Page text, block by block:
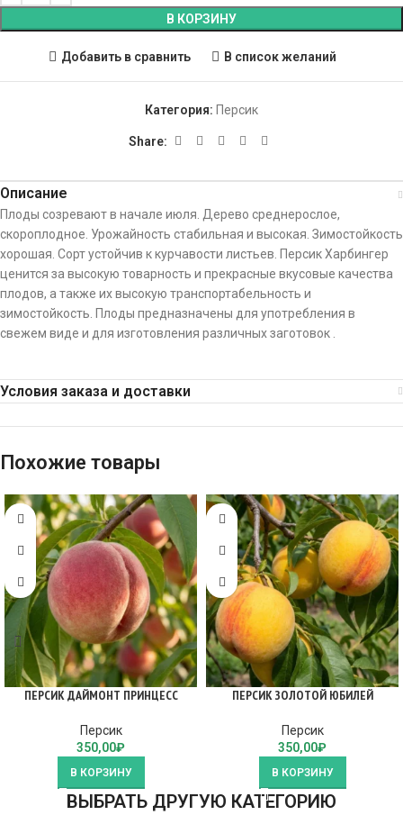
В КОРЗИНУ
Добавить в сравнить В список желаний
Категория: Персик
Share:
Описание
Плоды созревают в начале июля. Дерево среднерослое,
скороплодное. Урожайность стабильная и высокая. Зимостойкость
хорошая. Сорт устойчив к курчавости листьев. Персик Харбингер
ценится за высокую товарность и прекрасные вкусовые качества
плодов, а также их высокую транспортабельность и
зимостойкость. Плоды предназначены для употребления в
свежем виде и для изготовления различных заготовок .
Условия заказа и доставки
Похожие товары
ПЕРСИК ДАЙМОНТ ПРИНЦЕСС
Персик
350,00₽
В КОРЗИНУ
ПЕРСИК ЗОЛОТОЙ ЮБИЛЕЙ
Персик
350,00₽
В КОРЗИНУ
ВЫБРАТЬ ДРУГУЮ КАТЕГОРИЮ